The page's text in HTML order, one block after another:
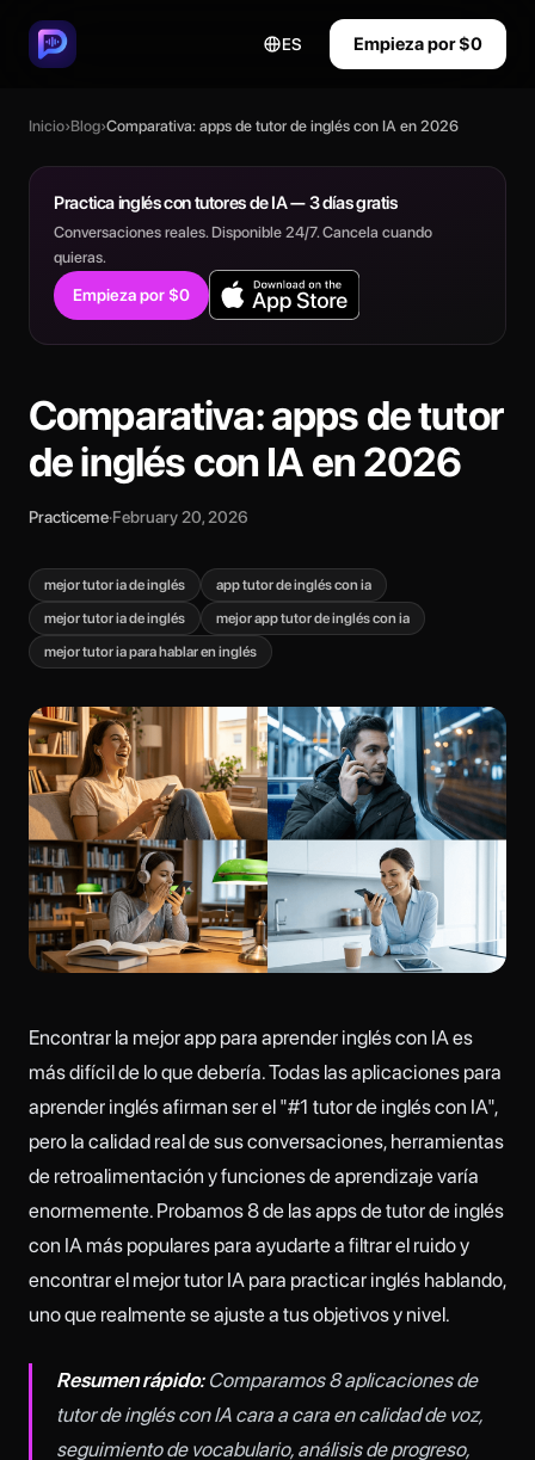
ES Empieza por $0
Inicio›Blog›Comparativa: apps de tutor de inglés con IA en 2026
Practica inglés con tutores de IA — 3 días gratis
Conversaciones reales. Disponible 24/7. Cancela cuando
quieras.
Empieza por $0
Comparativa: apps de tutor
de inglés con IA en 2026
Practiceme·February 20, 2026
mejor tutor ia de inglés
app tutor de inglés con ia
mejor tutor ia de inglés
mejor app tutor de inglés con ia
mejor tutor ia para hablar en inglés
Encontrar la mejor app para aprender inglés con IA es
más difícil de lo que debería. Todas las aplicaciones para
aprender inglés afirman ser el "#1 tutor de inglés con IA",
pero la calidad real de sus conversaciones, herramientas
de retroalimentación y funciones de aprendizaje varía
enormemente. Probamos 8 de las apps de tutor de inglés
con IA más populares para ayudarte a filtrar el ruido y
encontrar el mejor tutor IA para practicar inglés hablando,
uno que realmente se ajuste a tus objetivos y nivel.
Resumen rápido:Comparamos 8 aplicaciones de
tutor de inglés con IA cara a cara en calidad de voz,
seguimiento de vocabulario, análisis de progreso,